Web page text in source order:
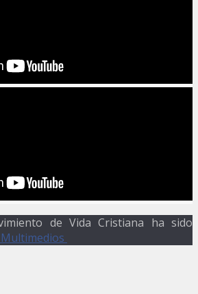
de Vida Cristiana ha sido
Multimedios